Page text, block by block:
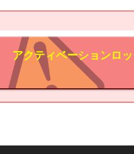
アクティベーションロ